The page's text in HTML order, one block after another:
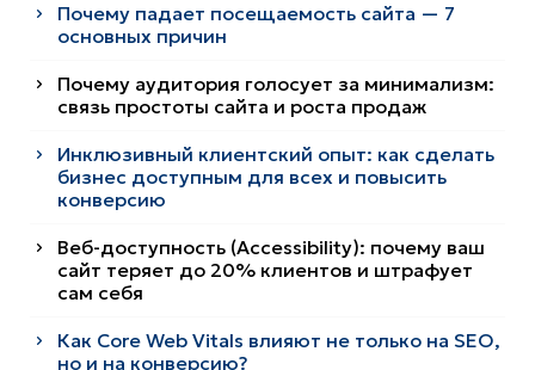
Почему падает посещаемость сайта — 7
основных причин
Почему аудитория голосует за минимализм:
связь простоты сайта и роста продаж
Инклюзивный клиентский опыт: как сделать
бизнес доступным для всех и повысить
конверсию
Веб-доступность (Accessibility): почему ваш
сайт теряет до 20% клиентов и штрафует
сам себя
Как Core Web Vitals влияют не только на SEO,
но и на конверсию?